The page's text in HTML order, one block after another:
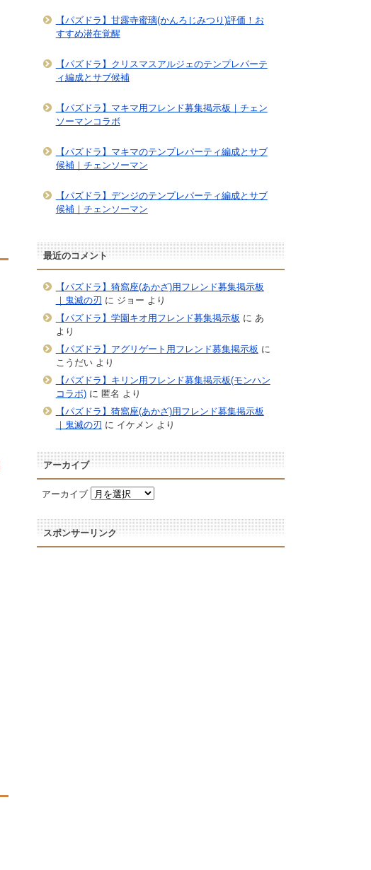
【パズドラ】甘露寺蜜璃(かんろじみつり)評価！お
すすめ潜在覚醒
【パズドラ】クリスマスアルジェのテンプレパーテ
ィ編成とサブ候補
【パズドラ】マキマ用フレンド募集掲示板｜チェン
ソーマンコラボ
【パズドラ】マキマのテンプレパーティ編成とサブ
候補｜チェンソーマン
【パズドラ】デンジのテンプレパーティ編成とサブ
候補｜チェンソーマン
最近のコメント
【パズドラ】猗窩座(あかざ)用フレンド募集掲示板
｜鬼滅の刃 に ジョー より
【パズドラ】学園キオ用フレンド募集掲示板 に あ
より
【パズドラ】アグリゲート用フレンド募集掲示板 に
こうだいより
【パズドラ】キリン用フレンド募集掲示板(モンハン
コラボ)に 匿名 より
【パズドラ】猗窩座(あかざ)用フレンド募集掲示板
｜鬼滅の刃 に イケメン より
アーカイブ
アーカイブ
スポンサーリンク